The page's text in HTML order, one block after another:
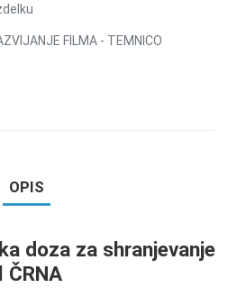
FILMA - TEMNICO
OPIS
doza za shranjevanje